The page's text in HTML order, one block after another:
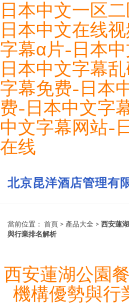
日本中文一区
日本中文在线
字幕α片-日本
日本中文字幕
字幕免费-日本
费-日本中文字
中文字幕网站-
在线
北京昆洋酒店管理有
當前位置： 首頁 > 產品大全 > 西安蓮
與行業排名解析
西安蓮湖公園
機構優勢與行